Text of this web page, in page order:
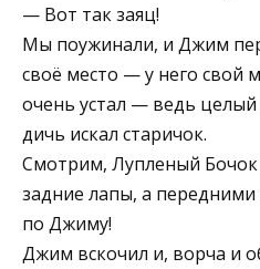
— Вот так заяц!
Мы поужинали, и Джим
своё место — у него свой
очень устал — ведь целый
дичь искал старичок.
Смотрим, Лупленый Бочок
задние лапы, а передними
по Джиму!
Джим вскочил и, ворча и